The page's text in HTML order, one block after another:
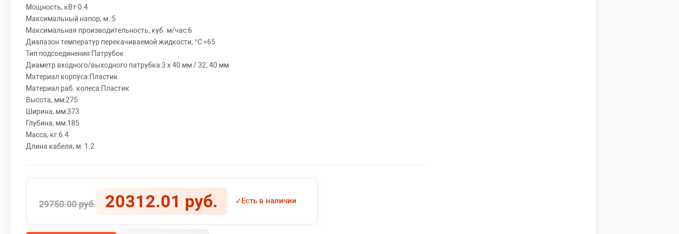
Мощность, кВт:0.4
Максимальный напор, м.:5
Максимальная производительность, куб. м/час:6
Диапазон температур перекачиваемой жидкости, °C:<65
Тип подсоединения:Патрубок
Диаметр входного/выходного патрубка:3 х 40 мм / 32, 40 мм
Материал корпуса:Пластик
Материал раб. колеса:Пластик
Высота, мм:275
Ширина, мм:373
Глубина, мм:185
Масса, кг:6.4
Длина кабеля, м.:1.2
29750.00 руб. 20312.01 руб. ✓Есть в наличии